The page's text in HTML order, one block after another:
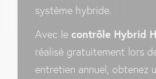
système hybride.
Avec le contrôle Hybrid
réalisé gratuitement lors
entretien annuel, obtenez